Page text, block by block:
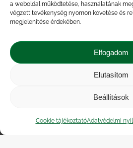
a weboldal működtetése, használatának
végzett tevékenység nyomon követése és
megjelenítése érdekében.
Elfogadom
Elutasítom
Beállítások
Cookie tájékoztatóAdatvédelmi
pulyka pulykahús sertés sertéshús
szarvasmarha termelés
zöldség árak
átlagárértékesítési ár
Közérdekű adatok
|